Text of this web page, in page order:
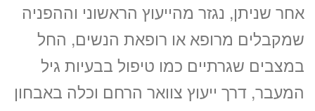
אחר שניתן, נגזר מהייעוץ הראשוני וההפניה
שמקבלים מרופא או רופאת הנשים, החל
במצבים שגרתיים כמו טיפול בבעיות גיל
המעבר, דרך ייעוץ צוואר הרחם וכלה באבחון